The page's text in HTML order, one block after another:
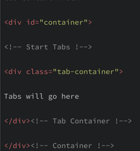
<div id="container">
<!-- Start Tabs !-->
<div class="tab-container">
Tabs will go here
</div> <!-- Tab Container !-->
</div> <!-- Container !-->